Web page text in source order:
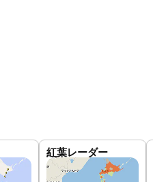
紅葉レーダー